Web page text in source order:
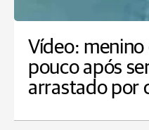
Vídeo:
pouco após
arrastado por